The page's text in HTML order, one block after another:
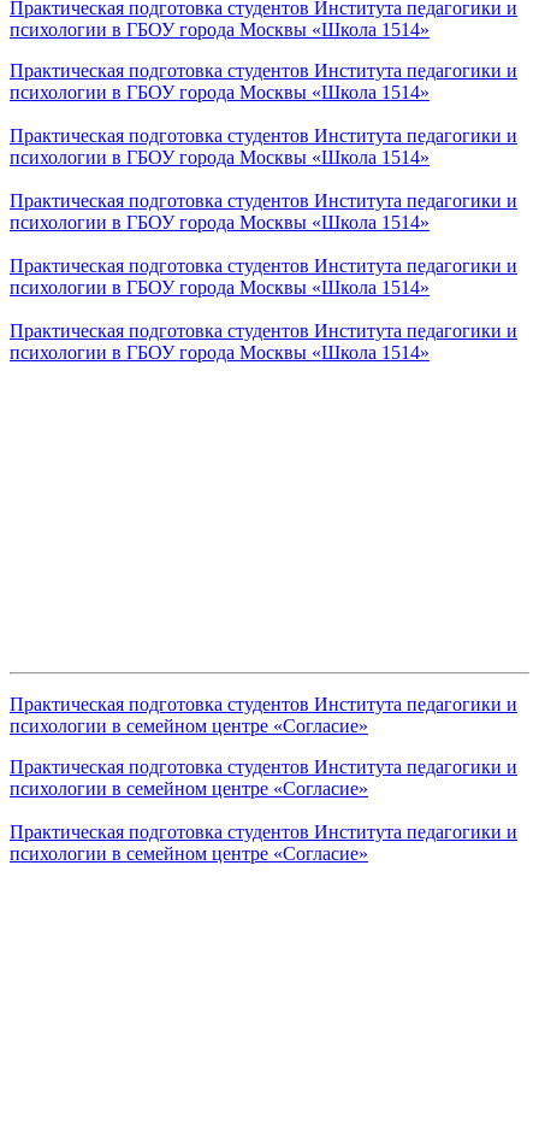
Практическая подготовка студентов Института педагогики и
психологии в ГБОУ города Москвы «Школа 1514»
Практическая подготовка студентов Института педагогики и
психологии в ГБОУ города Москвы «Школа 1514»
Практическая подготовка студентов Института педагогики и
психологии в ГБОУ города Москвы «Школа 1514»
Практическая подготовка студентов Института педагогики и
психологии в ГБОУ города Москвы «Школа 1514»
Практическая подготовка студентов Института педагогики и
психологии в ГБОУ города Москвы «Школа 1514»
Практическая подготовка студентов Института педагогики и
психологии в ГБОУ города Москвы «Школа 1514»
Практическая подготовка студентов Института педагогики и
психологии в семейном центре «Согласие»
Практическая подготовка студентов Института педагогики и
психологии в семейном центре «Согласие»
Практическая подготовка студентов Института педагогики и
психологии в семейном центре «Согласие»